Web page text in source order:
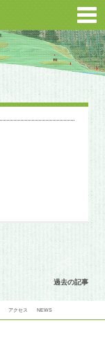
過去の記事
アクセス NEWS